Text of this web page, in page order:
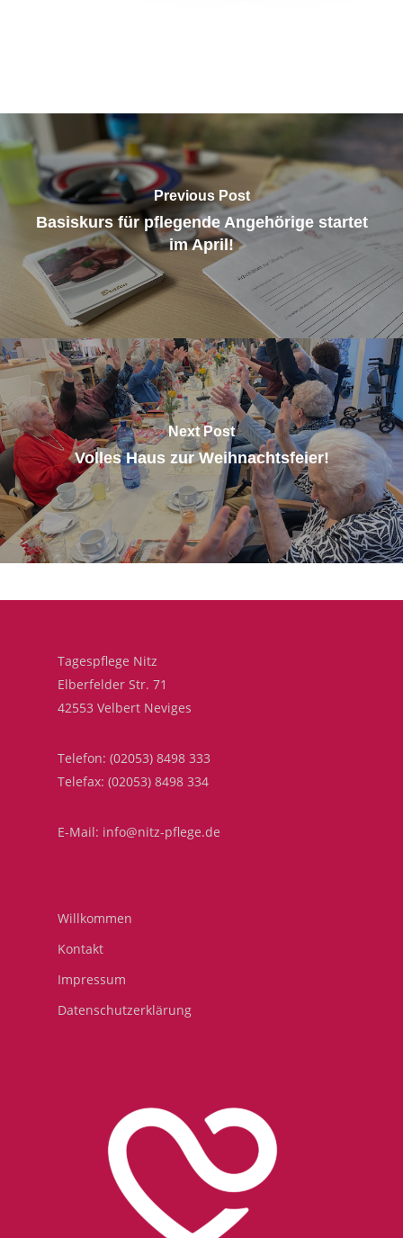
Previous Post
Basiskurs für pflegende Angehörige startet
im April!
Next Post
Volles Haus zur Weihnachtsfeier!
Tagespflege Nitz
Elberfelder Str. 71
42553 Velbert Neviges
Telefon: (02053) 8498 333
Telefax: (02053) 8498 334
E-Mail: info@nitz-pflege.de
Willkommen
Kontakt
Impressum
Datenschutzerklärung